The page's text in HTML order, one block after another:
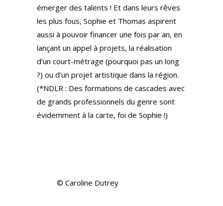
émerger des talents ! Et dans leurs rêves
les plus fous, Sophie et Thomas aspirent
aussi à pouvoir financer une fois par an, en
lançant un appel à projets, la réalisation
d’un court-métrage (pourquoi pas un long
?) ou d’un projet artistique dans la région.
(*NDLR : Des formations de cascades avec
de grands professionnels du genre sont
évidemment à la carte, foi de Sophie !)
© Caroline Dutrey